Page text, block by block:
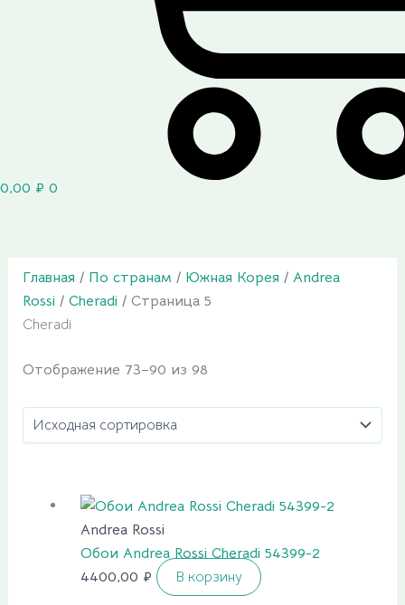
0,00 ₽ 0
Главная / По странам / Южная Корея / Andrea
Rossi / Cheradi / Страница 5
Cheradi
Отображение 73–90 из 98
Andrea Rossi
Обои Andrea Rossi Cheradi 54399-2
4400,00 ₽ В корзину